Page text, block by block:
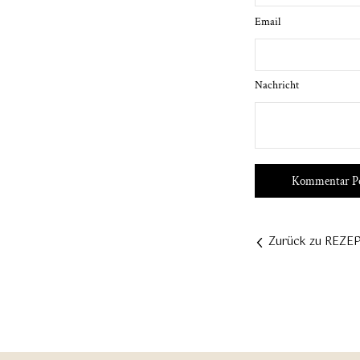
Email
Nachricht
Zurück zu